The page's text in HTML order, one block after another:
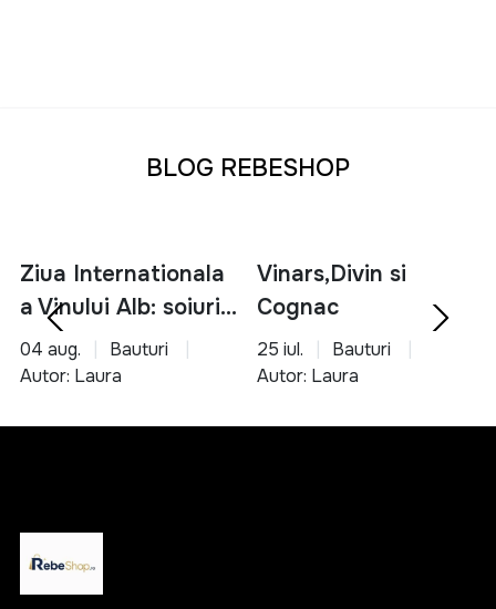
BLOG REBESHOP
Ziua Internationala
a Vinului Alb: soiuri,
servire si asocieri
culinare
04 aug.
Bauturi
Autor: Laura
Vinars,Divin si
Cognac
25 iul.
Bauturi
Autor: Laura